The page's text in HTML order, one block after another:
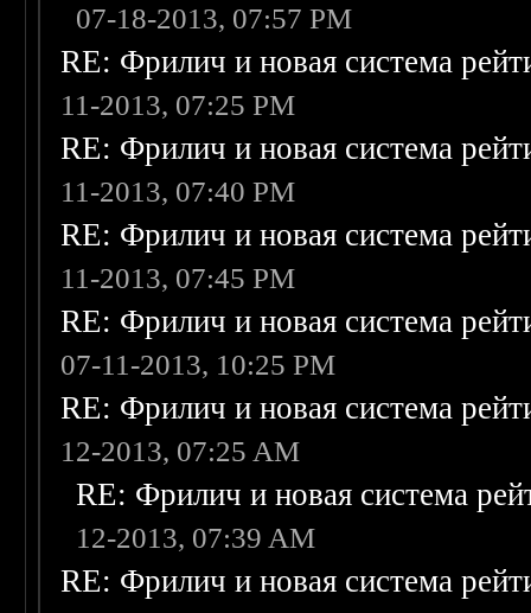
07-18-2013, 07:57 PM
RE: Фрилич и новая система
11-2013, 07:25 PM
RE: Фрилич и новая система
11-2013, 07:40 PM
RE: Фрилич и новая система
11-2013, 07:45 PM
RE: Фрилич и новая система
07-11-2013, 10:25 PM
RE: Фрилич и новая система
12-2013, 07:25 AM
RE: Фрилич и новая система
12-2013, 07:39 AM
RE: Фрилич и новая система